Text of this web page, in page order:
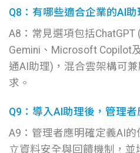
Q8：有哪些適合企業的AI助
A8：常見選項包括ChatGPT
Gemini、Microsoft Copilot
通AI助理)，混合雲架構可
求。
Q9：導入AI助理後，管理
A9：管理者應明確定義AI
立資料安全與回饋機制，並